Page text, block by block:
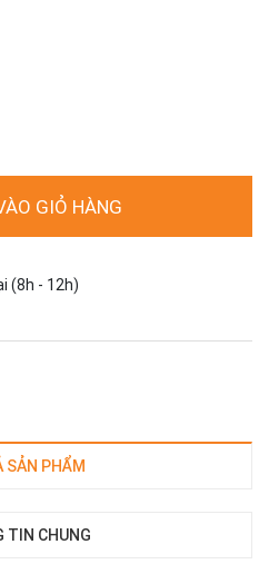
GIỎ HÀNG
(8h - 12h)
SẢN PHẨM
TIN CHUNG